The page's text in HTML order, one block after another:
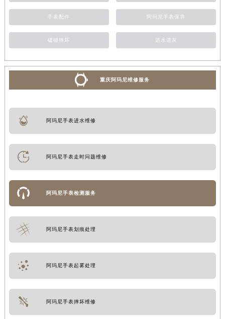
手表配件 阿玛尼手表保养
磕碰摔坏 进水进灰
重庆阿玛尼维修服务
阿玛尼手表进水维修
阿玛尼手表走时问题维修
阿玛尼手表检测服务
阿玛尼手表划痕处理
阿玛尼手表起雾处理
阿玛尼手表摔坏维修